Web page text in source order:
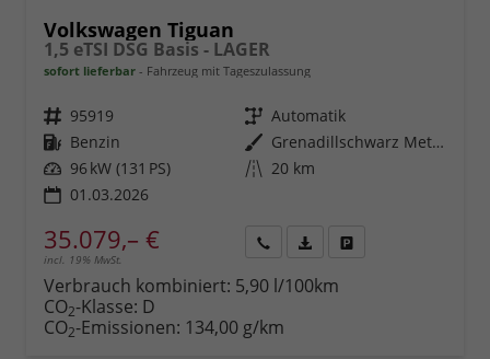
Volkswagen Tiguan
1,5 eTSI DSG Basis - LAGER
sofort lieferbar Fahrzeug mit Tageszulassung
Fahrzeugnr. 95919 Getriebe Automatik
Kraftstoff Benzin Außenfarbe
Grenadillschwarz Metallic (0E)
Leistung 96 kW (131 PS) Kilometerstand 20 km
01.03.2026
35.079,– €
incl. 19% MwSt.
anfordern
Datei,
Verbrauch kombiniert: 5,90 l/100km
CO2-Klasse: D
CO2-Emissionen: 134,00 g/km